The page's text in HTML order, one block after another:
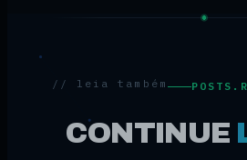
// leia também
CONTINUE